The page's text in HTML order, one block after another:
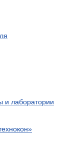
и лаборатории